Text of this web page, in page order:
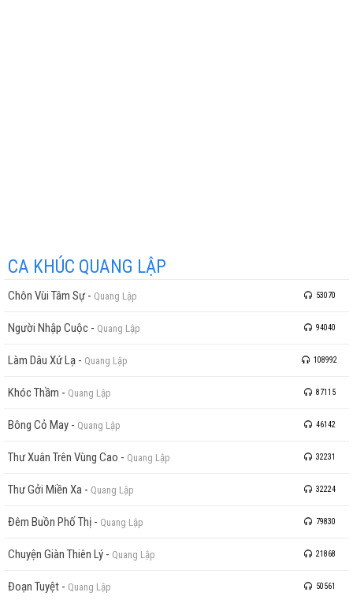
CA KHÚC QUANG LẬP
Chôn Vùi Tâm Sự - Quang Lập 53070
Người Nhập Cuộc - Quang Lập 94040
Làm Dâu Xứ Lạ - Quang Lập 108992
Khóc Thầm - Quang Lập 87115
Bông Cỏ May - Quang Lập 46142
Thư Xuân Trên Vùng Cao - Quang Lập 32231
Thư Gởi Miền Xa - Quang Lập 32224
Đêm Buồn Phố Thị - Quang Lập 79830
Chuyện Giàn Thiên Lý - Quang Lập 21868
Đoạn Tuyệt - Quang Lập 50561